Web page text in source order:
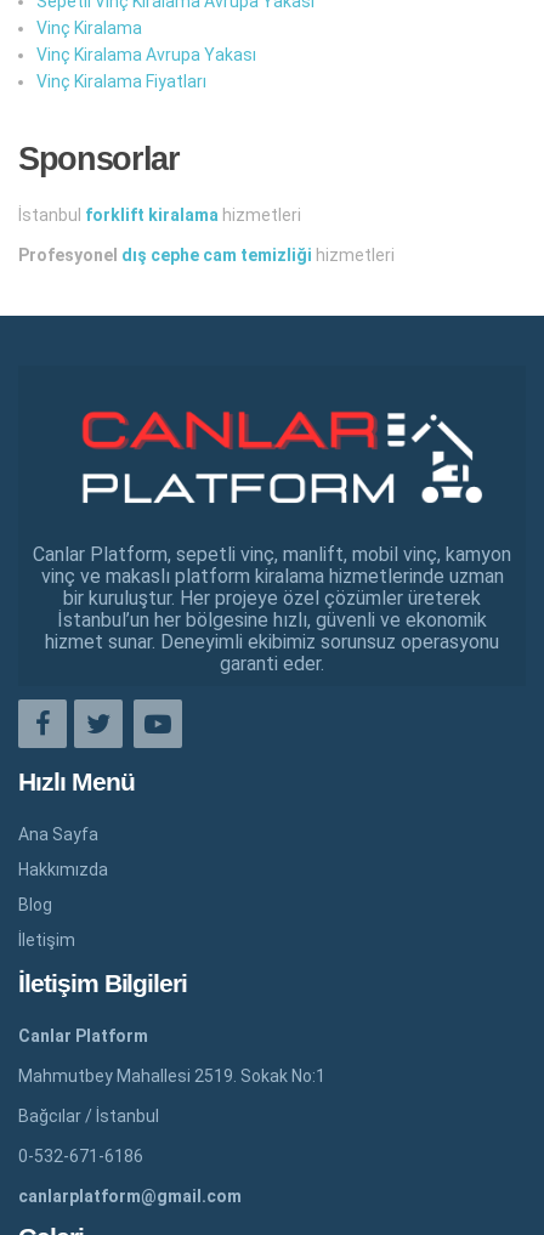
Vinç Kiralama
Vinç Kiralama Avrupa Yakası
Vinç Kiralama Fiyatları
Sponsorlar
İstanbul forklift kiralama hizmetleri
Profesyonel dış cephe cam temizliği hizmetleri
Canlar Platform, sepetli vinç, manlift, mobil vinç, kamyon
vinç ve makaslı platform kiralama hizmetlerinde uzman
bir kuruluştur. Her projeye özel çözümler üreterek
İstanbul’un her bölgesine hızlı, güvenli ve ekonomik
hizmet sunar. Deneyimli ekibimiz sorunsuz operasyonu
garanti eder.
Hızlı Menü
Ana Sayfa
Hakkımızda
Blog
İletişim
İletişim Bilgileri
Canlar Platform
Mahmutbey Mahallesi 2519. Sokak No:1
Bağcılar / İstanbul
0-532-671-6186
canlarplatform@gmail.com